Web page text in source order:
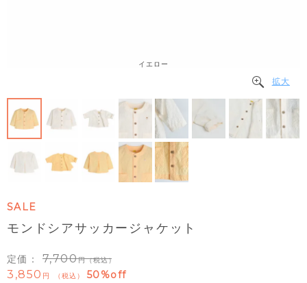
イエロー
拡大
SALE
モンドシアサッカージャケット
定価： 7,700 （税込）
3,850 税込 50%off